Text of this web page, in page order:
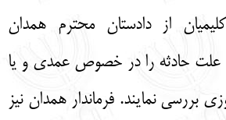
از دادستان محترم همدان
علت حادثه را در خصوص عمدی و یا
نمایند. فرماندار همدان نیز